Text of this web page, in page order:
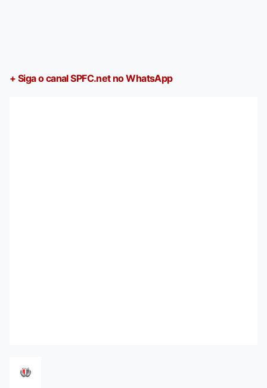
+ Siga o canal SPFC.net no WhatsApp